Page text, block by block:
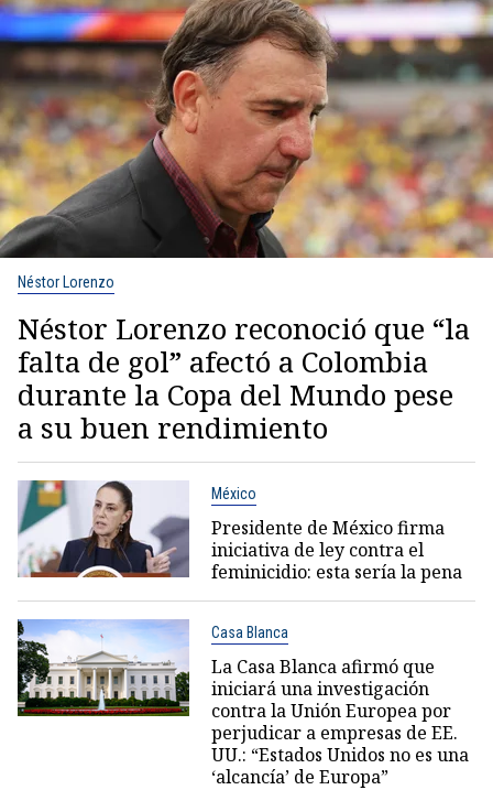
Néstor Lorenzo
Néstor Lorenzo reconoció que “la
falta de gol” afectó a Colombia
durante la Copa del Mundo pese
a su buen rendimiento
México
Presidente de México firma
iniciativa de ley contra el
feminicidio: esta sería la pena
Casa Blanca
La Casa Blanca afirmó que
iniciará una investigación
contra la Unión Europea por
perjudicar a empresas de EE.
UU.: “Estados Unidos no es una
‘alcancía’ de Europa”